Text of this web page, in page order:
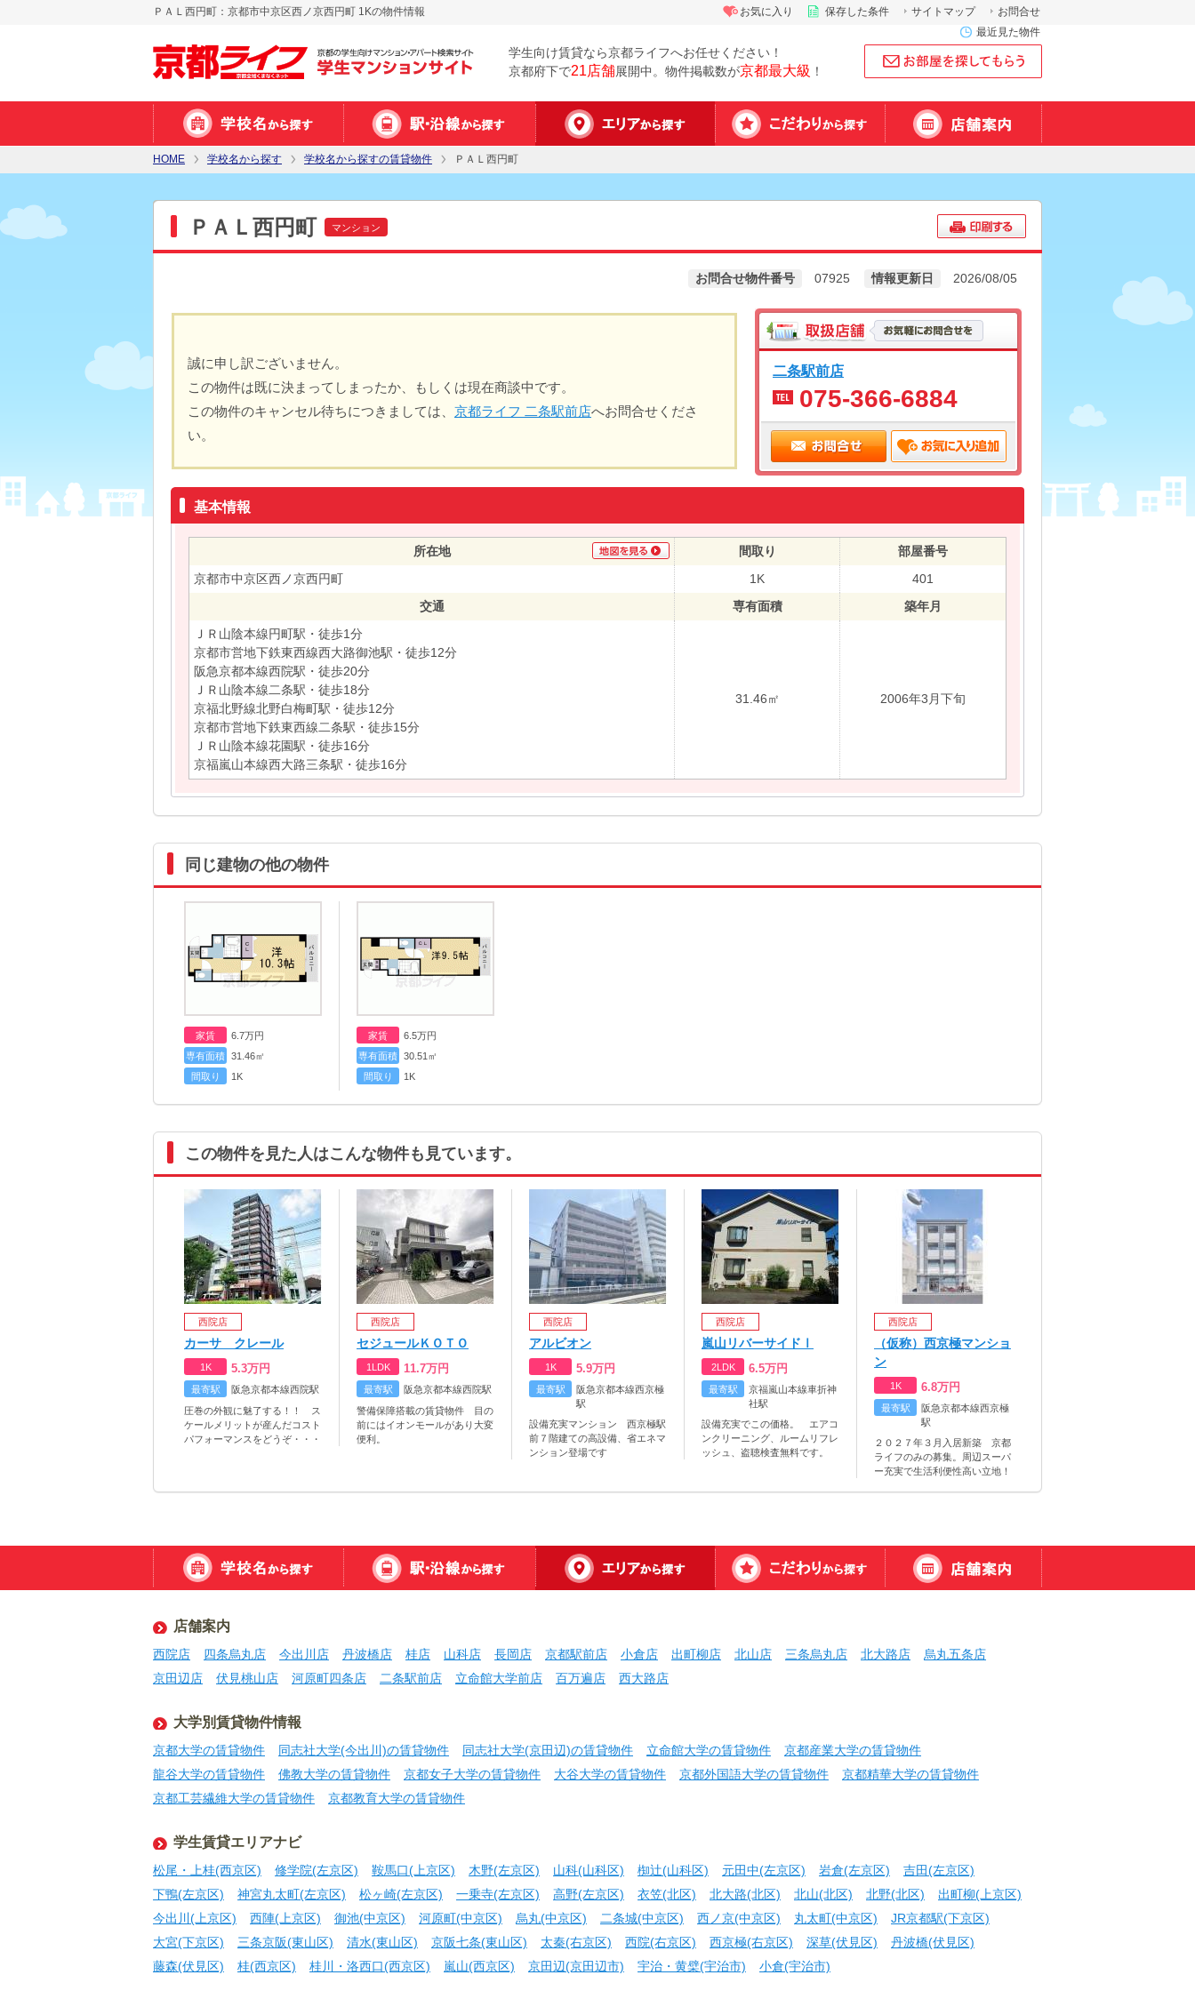
ＰＡＬ西円町：京都市中京区西ノ京西円町 1Kの物件情報
学生向け賃貸なら京都ライフへお任せください！
京都府下で21店舗展開中。物件掲載数が京都最大級 ！
お問合せ
サイトマップ
保存した条件
お気に入り
最近見た物件
HOME 学校名から探す 学校名から探すの賃貸物件 ＰＡＬ西円町
ＰＡＬ西円町 マンション
お問合せ物件番号 07925 情報更新日 2026/08/05
誠に申し訳ございません。
この物件は既に決まってしまったか、もしくは現在商談中です。
この物件のキャンセル待ちにつきましては、 京都ライフ 二条駅前店へお問合せくださ
い。
二条駅前店
075-366-6884
基本情報
所在地 間取り
部屋番号
京都市中京区西ノ京西円町
1K
401
交通
専有面積
築年月
ＪＲ山陰本線円町駅・徒歩1分
京都市営地下鉄東西線西大路御池駅・徒歩12分
阪急京都本線西院駅・徒歩20分
ＪＲ山陰本線二条駅・徒歩18分
京福北野線北野白梅町駅・徒歩12分
京都市営地下鉄東西線二条駅・徒歩15分
ＪＲ山陰本線花園駅・徒歩16分
京福嵐山本線西大路三条駅・徒歩16分
31.46㎡ 2006年3月下旬
同じ建物の他の物件
家賃 6.7万円
専有面積 31.46㎡
間取り
1K
家賃 6.5万円
専有面積 30.51㎡
間取り
1K
この物件を見た人はこんな物件も見ています。
西院店
カーサ クレール
1K 5.3万円
最寄駅
阪急京都本線西院駅
圧巻の外観に魅了する！！ ス
ケールメリットが産んだコスト
パフォーマンスをどうぞ・・・
西院店
セジュールＫＯＴＯ
1LDK 11.7万円
最寄駅
阪急京都本線西院駅
警備保障搭載の賃貸物件 目の
前にはイオンモールがあり大変
便利。
西院店
アルビオン
1K 5.9万円
最寄駅
阪急京都本線西京極
駅
設備充実マンション 西京極駅
前７階建ての高設備、省エネマ
ンション登場です
西院店
嵐山リバーサイドⅠ
2LDK 6.5万円
最寄駅
京福嵐山本線車折神
社駅
設備充実でこの価格。 エアコ
ンクリーニング、ルームリフレ
ッシュ、盗聴検査無料です。
西院店
（仮称）西京極マンショ
ン
1K 6.8万円
最寄駅
阪急京都本線西京極
駅
２０２７年３月入居新築 京都
ライフのみの募集。周辺スーパ
ー充実で生活利便性高い立地！
店舗案内
西院店 四条烏丸店 今出川店 丹波橋店 桂店 山科店 長岡店 京都駅前店 小倉店 出町柳店 北山店 三条烏丸店 北大路店
烏丸五条店
京田辺店
伏見桃山店 河原町四条店 二条駅前店 立命館大学前店 百万遍店 西大路店
大学別賃貸物件情報
京都大学の賃貸物件 同志社大学(今出川)の賃貸物件 同志社大学(京田辺)の賃貸物件 立命館大学の賃貸物件
京都産業大学の賃貸物件
龍谷大学の賃貸物件
佛教大学の賃貸物件 京都女子大学の賃貸物件 大谷大学の賃貸物件 京都外国語大学の賃貸物件
京都精華大学の賃貸物件
京都工芸繊維大学の賃貸物件
京都教育大学の賃貸物件
学生賃貸エリアナビ
松尾・上桂(西京区) 修学院(左京区) 鞍馬口(上京区) 木野(左京区) 山科(山科区) 椥辻(山科区) 元田中(左京区) 岩倉(左京区)
吉田(左京区)
下鴨(左京区)
神宮丸太町(左京区) 松ヶ崎(左京区) 一乗寺(左京区) 高野(左京区) 衣笠(北区) 北大路(北区) 北山(北区) 北野(北区)
出町柳(上京区)
今出川(上京区)
西陣(上京区) 御池(中京区) 河原町(中京区) 烏丸(中京区) 二条城(中京区) 西ノ京(中京区) 丸太町(中京区)
JR京都駅(下京区)
大宮(下京区)
三条京阪(東山区) 清水(東山区) 京阪七条(東山区) 太秦(右京区) 西院(右京区) 西京極(右京区) 深草(伏見区)
丹波橋(伏見区)
藤森(伏見区)
桂(西京区) 桂川・洛西口(西京区) 嵐山(西京区) 京田辺(京田辺市) 宇治・黄檗(宇治市) 小倉(宇治市)